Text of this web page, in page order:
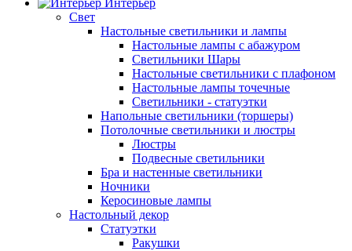
Интерьер
Свет
Настольные светильники и лампы
Настольные лампы с абажуром
Светильники Шары
Настольные светильники с плафоном
Настольные лампы точечные
Светильники - статуэтки
Напольные светильники (торшеры)
Потолочные светильники и люстры
Люстры
Подвесные светильники
Бра и настенные светильники
Ночники
Керосиновые лампы
Настольный декор
Статуэтки
Ракушки